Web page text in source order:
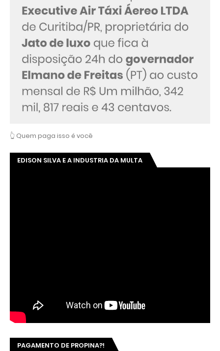
👆 Quem paga isso é você
EDISON SILVA E A INDUSTRIA DA MULTA
PAGAMENTO DE PROPINA?!